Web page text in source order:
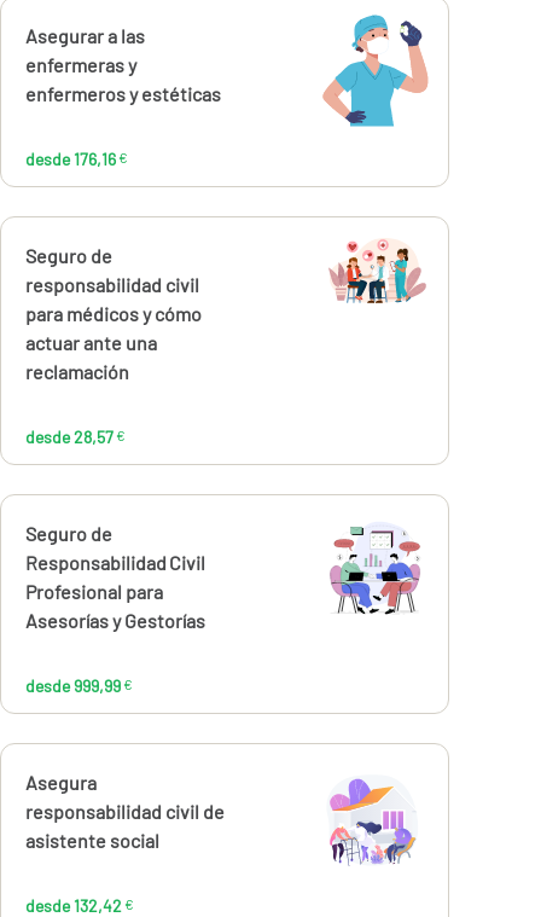
Calcúlalo ahora
Asegurar a las
enfermeras y
enfermeros y estéticas
desde 176,16 €
176,16
Calcúlalo ahora
Seguro de
responsabilidad civil
para médicos y cómo
actuar ante una
reclamación
desde 28,57 €
28,57€
Calcúlalo ahora
Seguro de
Responsabilidad Civil
Profesional para
Asesorías y Gestorías
desde 999,99 €
999,99€
Calcúlalo ahora
Asegura
responsabilidad civil de
asistente social
desde 132,42 €
132,42€